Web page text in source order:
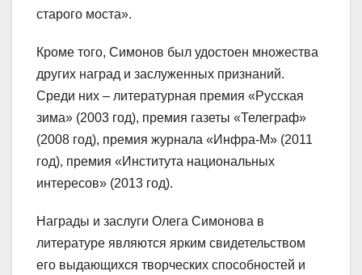
старого моста».
Кроме того, Симонов был удостоен множества
других наград и заслуженных признаний.
Среди них – литературная премия «Русская
зима» (2003 год), премия газеты «Телеграф»
(2008 год), премия журнала «Инфра-М» (2011
год), премия «Института национальных
интересов» (2013 год).
Награды и заслуги Олега Симонова в
литературе являются ярким свидетельством
его выдающихся творческих способностей и